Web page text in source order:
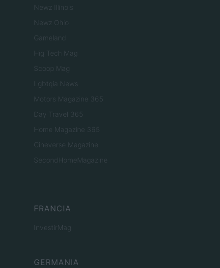
Newz Illinois
Newz Ohio
Gameland
Hig Tech Mag
Scoop Mag
Lgbtqia News
Motors Magazine 365
Day Travel 365
Home Magazine 365
Cineverse Magazine
SecondHomeMagazine
FRANCIA
InvestirMag
GERMANIA